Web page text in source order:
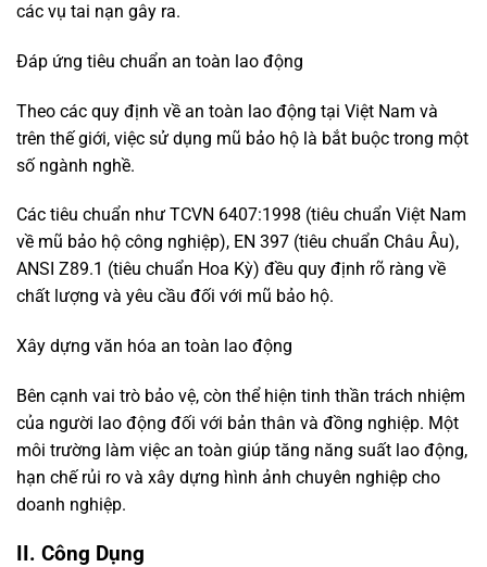
các vụ tai nạn gây ra.
Đáp ứng tiêu chuẩn an toàn lao động
Theo các quy định về an toàn lao động tại Việt Nam và
trên thế giới, việc sử dụng mũ bảo hộ là bắt buộc trong một
số ngành nghề.
Các tiêu chuẩn như TCVN 6407:1998 (tiêu chuẩn Việt Nam
về mũ bảo hộ công nghiệp), EN 397 (tiêu chuẩn Châu Âu),
ANSI Z89.1 (tiêu chuẩn Hoa Kỳ) đều quy định rõ ràng về
chất lượng và yêu cầu đối với mũ bảo hộ.
Xây dựng văn hóa an toàn lao động
Bên cạnh vai trò bảo vệ, còn thể hiện tinh thần trách nhiệm
của người lao động đối với bản thân và đồng nghiệp. Một
môi trường làm việc an toàn giúp tăng năng suất lao động,
hạn chế rủi ro và xây dựng hình ảnh chuyên nghiệp cho
doanh nghiệp.
II. Công Dụng